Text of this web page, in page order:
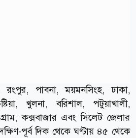
রংপুর, পাবনা, ময়মনসিংহ, ঢাকা,
খুলনা, বরিশাল, পটুয়াখালী,
কক্সবাজার এবং সিলেট জেলার
পূর্ব দিক থেকে ঘণ্টায় ৪৫ থেকে